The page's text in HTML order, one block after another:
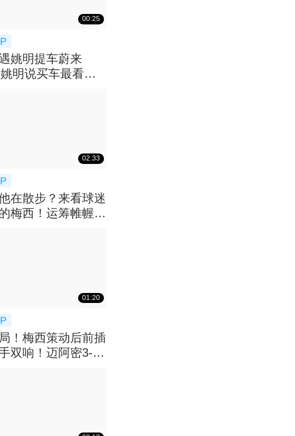
00:25
姚明提车蔚来
明说买车最看重
02:33
在散步？来看球迷
梅西！运筹帷幄之
01:20
！梅西策动后前插
双响！迈阿密3-1